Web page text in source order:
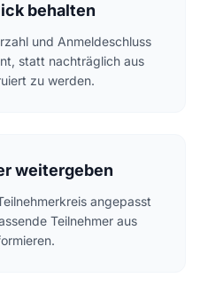
behalten
und Anmeldeschluss
statt nachträglich aus
zu werden.
weitergeben
angepasst
Teilnehmer aus